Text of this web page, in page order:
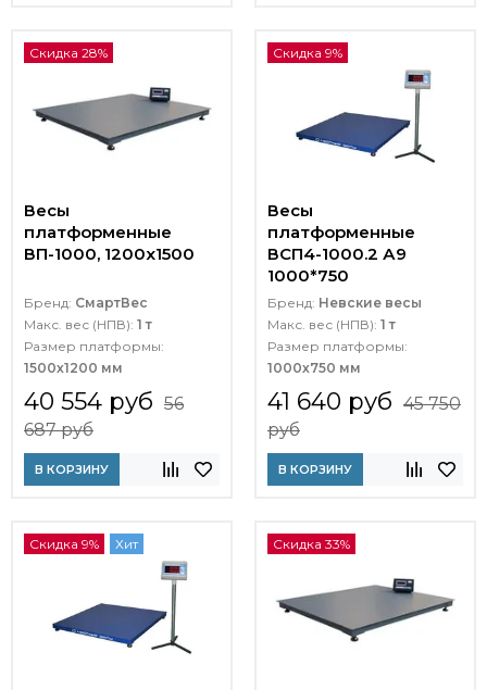
Скидка 28%
Весы
платформенные
ВП-1000, 1200x1500
Бренд: СмартВес
Макс. вес (НПВ): 1 т
Размер платформы:
1500х1200 мм
40 554 руб 56
687 руб
В КОРЗИНУ
Скидка 9%
Весы
платформенные
ВСП4-1000.2 А9
1000*750
Бренд: Невские весы
Макс. вес (НПВ): 1 т
Размер платформы:
1000х750 мм
41 640 руб 45 750
руб
В КОРЗИНУ
Скидка 9% Хит Скидка 33%